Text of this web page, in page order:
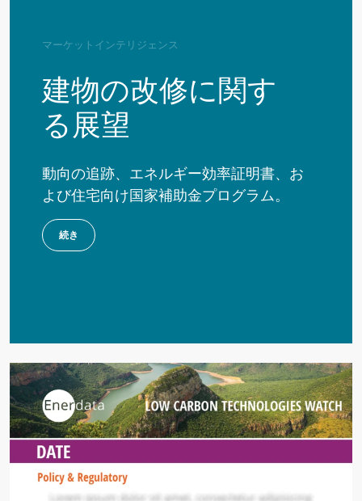
マーケットインテリジェンス
建物の改修に関す
る展望
動向の追跡、エネルギー効率証明書、お
よび住宅向け国家補助金プログラム。
続き